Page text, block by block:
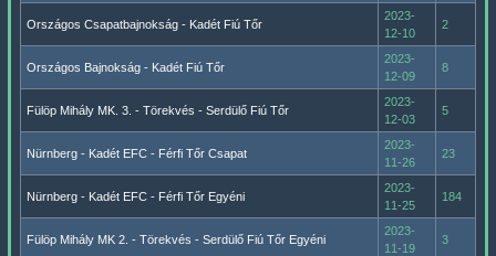
Országos Csapatbajnokság - Kadét Fiú Tőr
2023-
12-10
2
Országos Bajnokság - Kadét Fiú Tőr
2023-
12-09
8
Fülöp Mihály MK. 3. - Törekvés - Serdülő Fiú Tőr
2023-
12-03
5
Nürnberg - Kadét EFC - Férfi Tőr Csapat
2023-
11-26
23
Nürnberg - Kadét EFC - Férfi Tőr Egyéni
2023-
11-25
184
Fülöp Mihály MK 2. - Törekvés - Serdülő Fiú Tőr Egyéni
2023-
11-19
3